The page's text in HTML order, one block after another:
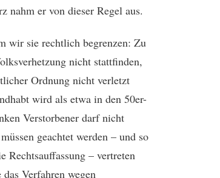
nahm er von dieser Regel aus.
wir sie rechtlich begrenzen: Zu
nicht stattfinden,
Ordnung nicht verletzt
wird als etwa in den 50er-
Verstorbener darf nicht
geachtet werden – und so
Rechtsauffassung – vertreten
Verfahren wegen